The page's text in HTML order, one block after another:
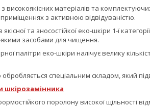
високоякісних матеріалів та
з активною відвідуваністю.
та зносостійкої еко-шкіри 1-ї
якими засобами для чищення.
палітри еко-шкіри налічує велику
спеціальним складом, який
шкірозамінника
поролону високої щільності